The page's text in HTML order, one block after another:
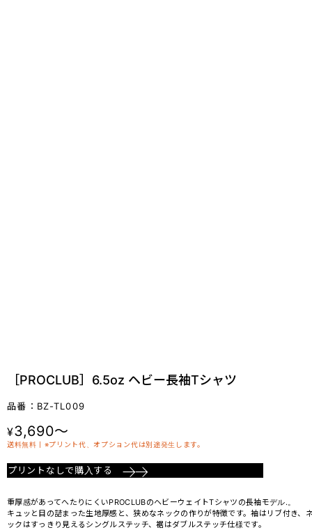
［PROCLUB］6.5oz ヘビー長袖Tシャツ
品番：BZ-TL009
¥3,690～
送料無料丨※プリント代、オプション代は別途発生します。
プリントなしで購入する
重厚感があってへたりにくいPROCLUBのヘビーウェイトTシャツの長袖モデル.。
キュッと目の詰まった生地厚感と、狭めなネックの作りが特徴です。袖はリブ付き、
ックはすっきり見えるシングルステッチ、裾はダブルステッチ仕様です。